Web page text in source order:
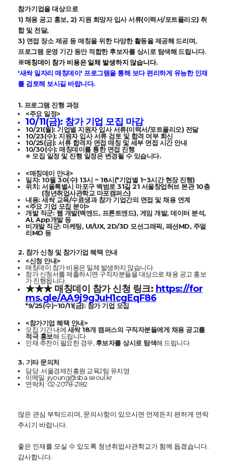
참가기업을 대상으로
1) 채용 공고 홍보, 2) 지원 희망자 입사 서류(이력서/포트폴리오) 취
합 및 전달,
3) 면접 장소 제공 등 매칭을 위한 다양한 활동을 제공해 드리며,
프로그램 운영 기간 동안 적합한 후보자를 상시로 탐색해 드립니다.
※매칭데이 참가 비용은 일체 발생하지 않습니다.
'새싹 일자리 매칭데이' 프로그램을 통해 보다 편리하게 유능한 인재
를 검토해 보시길 바랍니다.
1. 프로그램 진행 과정
<주요 일정>
10/11(금): 참가 기업 모집 마감
10/21(월): 기업별 지원자 입사 서류(이력서/포트폴리오) 전달
10/23(수): 지원자 입사 서류 검토 및 합격 여부 회신
10/25(금): 서류 합격자 면접 매칭 및 세부 면접 시간 안내
10/30(수): 매칭데이를 통한 면접 진행
※ 모집 일정 및 진행 일정은 변경될 수 있습니다.
<매칭데이 안내>
일자: 10월 30(수) 13시 ~ 18시(*기업별 1~3시간 현장 진행)
위치: 서울특별시 마포구 백범로 31길 21 서울창업허브 본관 10층
(청년취업사관학교 마포캠퍼스)
내용: 새싹 교육/수료생과 참가 기업간의 면접 및 채용 연계
<주요 기업 모집 분야>
개발 직군: 웹 개발(백엔드, 프론트엔드), 게임 개발, 데이터 분석,
AI, App개발 등
비개발 직군: 마케팅, UI/UX, 2D/3D 모션그래픽, 패션MD, 주얼
리MD 등
2. 참가 신청 및 참가기업 혜택 안내
<신청 안내>
매칭데이 참가 비용은 일체 발생하지 않습니다.
참가 신청서를 제출하시면 구직자분들을 대상으로 채용 공고 홍보
가 진행됩니다.
★★★ 매칭데이 참가 신청 링크: https://for
ms.gle/AA9j9gJuH1cgEqF86
*9/25(수)~10/11(금): 참가 기업 모집
<참가기업 혜택 안내>
모집 기간 내에 새싹 18개 캠퍼스의 구직자분들에게 채용 공고를
적극 홍보해 드립니다.
인재 추천이 필요한 경우, 후보자를 상시로 탐색해 드립니다.
3. 기타 문의처
담당: 서울경제진흥원 교육2팀 유지영
이메일: jiyoung@sba.seoul.kr
연락처: 02-2078-2182
많은 관심 부탁드리며, 문의사항이 있으시면 언제든지 편하게 연락
주시기 바랍니다.
좋은 인재를 모실 수 있도록 청년취업사관학교가 함께 돕겠습니다.
감사합니다.